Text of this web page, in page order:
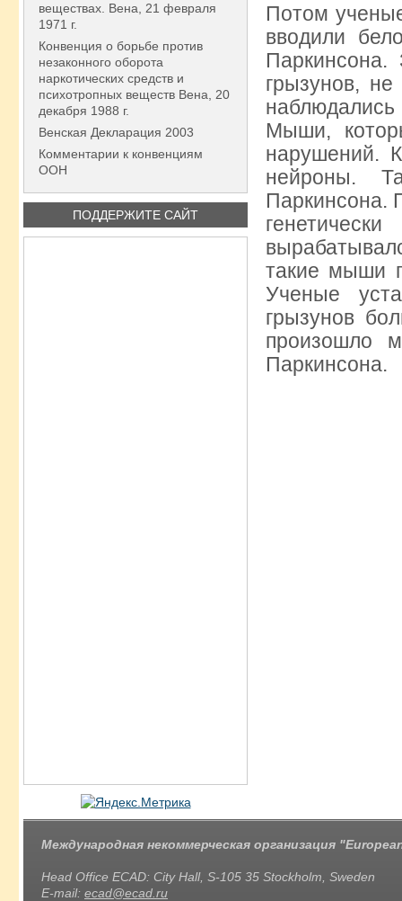
веществах. Вена, 21 февраля
1971 г.
Конвенция о борьбе против
незаконного оборота
наркотических средств и
психотропных веществ Вена, 20
декабря 1988 г.
Венская Декларация 2003
Комментарии к конвенциям
ООН
ПОДДЕРЖИТЕ САЙТ
Потом
вводили
грызунов,
Мыши,
нарушений.
нейроны.
Паркинсона.
такие мыши
Ученые
грызунов
произошло
Паркинсона.
Международная некоммерческая организация
Head Office ECAD: City Hall, S-105 35 Stockholm, Sweden
E-mail: ecad@ecad.ru